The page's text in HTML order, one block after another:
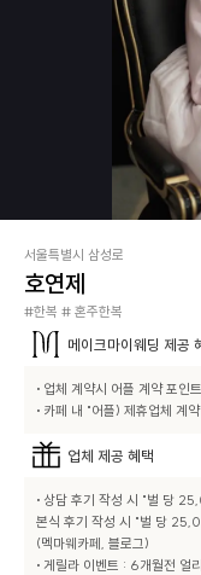
서울특별시 삼성로
호연제
#한복 # 혼주한복
메이크마이웨딩 제공
• 업체 계약시 어플 계약 포인
• 카페 내 "어플) 제휴업체 계
업체 제공 혜택
• 상담 후기 작성 시 "벌 당
본식 후기 작성 시 "벌 당
(멕마웨카페, 블로그)
• 게릴라 이벤트 : 6개월전 얼